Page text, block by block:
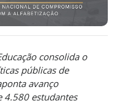
consolida o
públicas de
avanço
4.580 estudantes